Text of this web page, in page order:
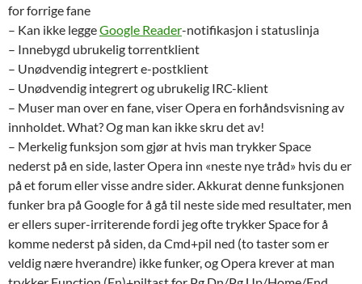
for forrige fane
– Kan ikke leggeGoogle Reader-notifikasjon i statuslinja
– Innebygd ubrukelig torrentklient
– Unødvendig integrert e-postklient
– Unødvendig integrert og ubrukelig IRC-klient
– Muser man over en fane, viser Opera en forhåndsvisning av
innholdet. What? Og man kan ikke skru det av!
– Merkelig funksjon som gjør at hvis man trykker Space
nederst på en side, laster Opera inn «neste nye tråd» hvis du er
på et forum eller visse andre sider. Akkurat denne funksjonen
funker bra på Google for å gå til neste side med resultater, men
er ellers super-irriterende fordi jeg ofte trykker Space for å
komme nederst på siden, da Cmd+pil ned (to taster som er
veldig nære hverandre) ikke funker, og Opera krever at man